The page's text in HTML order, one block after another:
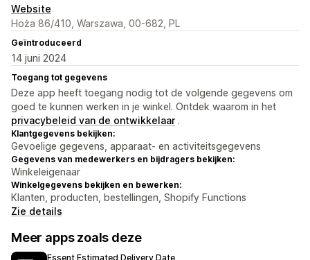
Website
Hoża 86/410, Warszawa, 00-682, PL
Geïntroduceerd
14 juni 2024
Toegang tot gegevens
Deze app heeft toegang nodig tot de volgende gegevens om
goed te kunnen werken in je winkel. Ontdek waarom in het
privacybeleid van de ontwikkelaar .
Klantgegevens bekijken:
Gevoelige gegevens, apparaat- en activiteitsgegevens
Gegevens van medewerkers en bijdragers bekijken:
Winkeleigenaar
Winkelgegevens bekijken en bewerken:
Klanten, producten, bestellingen, Shopify Functions
Zie details
Meer apps zoals deze
Essent Estimated Delivery Date